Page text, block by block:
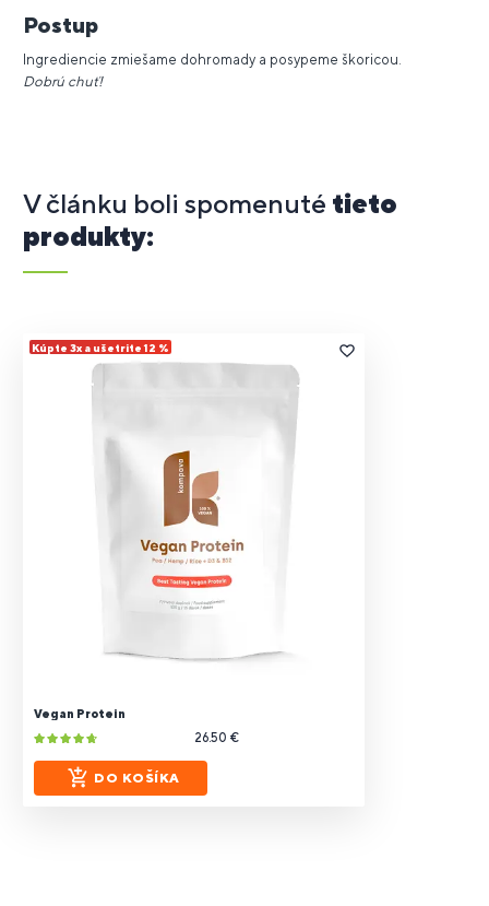
Postup
Ingrediencie zmiešame dohromady a posypeme škoricou.
Dobrú chuť!
V článku boli spomenuté tieto
produkty:
Kúpte 3x a ušetrite 12 %
Vegan Protein
26.50 €
DO KOŠÍKA